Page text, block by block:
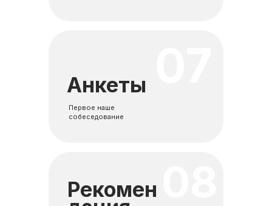
Рекомен
Анкеты
Первое наше
собеседование